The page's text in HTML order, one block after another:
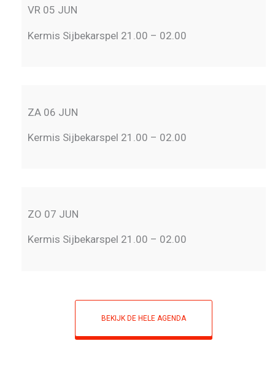
VR 05 JUN
Kermis Sijbekarspel 21.00 – 02.00
ZA 06 JUN
Kermis Sijbekarspel 21.00 – 02.00
ZO 07 JUN
Kermis Sijbekarspel 21.00 – 02.00
BEKIJK DE HELE AGENDA